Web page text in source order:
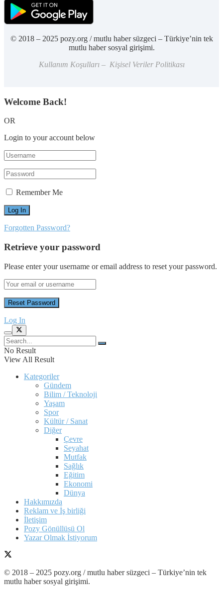
© 2018 – 2025 pozy.org / mutlu haber süzgeci – Türkiye’nin tek
mutlu haber sosyal girişimi.
Kullanım Koşulları – Kişisel Veriler Politikası
Welcome Back!
OR
Login to your account below
Remember Me
Forgotten Password?
Retrieve your password
Please enter your username or email address to reset your password.
Log In
No Result
View All Result
Kategoriler
Gündem
Bilim / Teknoloji
Yaşam
Spor
Kültür / Sanat
Diğer
Çevre
Seyahat
Mutfak
Sağlık
Eğitim
Ekonomi
Dünya
Hakkımızda
Reklam ve İş birliği
İletişim
Pozy Gönüllüsü Ol
Yazar Olmak İstiyorum
© 2018 – 2025 pozy.org / mutlu haber süzgeci – Türkiye’nin tek
mutlu haber sosyal girişimi.